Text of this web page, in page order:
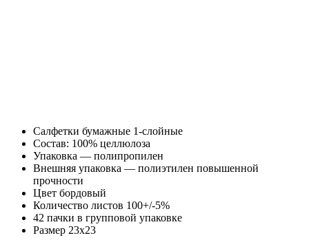
Салфетки бумажные 1-слойные
Состав: 100% целлюлоза
Упаковка — полипропилен
Внешняя упаковка — полиэтилен повышенной
прочности
Цвет бордовый
Количество листов 100+/-5%
42 пачки в групповой упаковке
Размер 23х23